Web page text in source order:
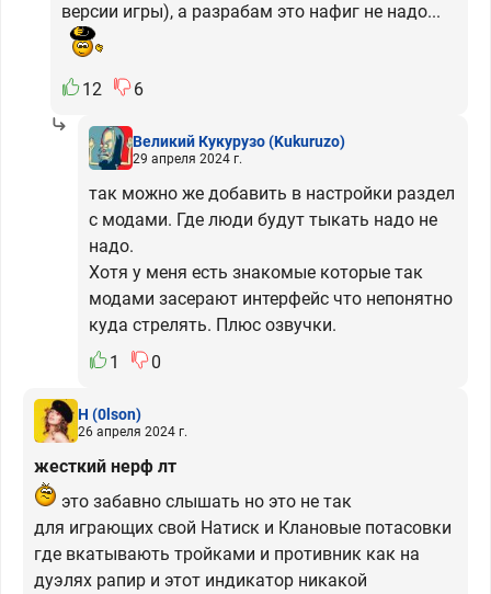
версии игры), а разрабам это нафиг не надо...
12 6
Великий Кукурузо(Kukuruzo)
29 апреля 2024 г.
так можно же добавить в настройки раздел
с модами. Где люди будут тыкать надо не
надо.
Хотя у меня есть знакомые которые так
модами засерают интерфейс что непонятно
куда стрелять. Плюс озвучки.
1
0
H (0lson)
26 апреля 2024 г.
жесткий нерф лт
это забавно слышать но это не так
для играющих свой Натиск и Клановые потасовки
где вкатывають тройками и противник как на
дуэлях рапир и этот индикатор никакой